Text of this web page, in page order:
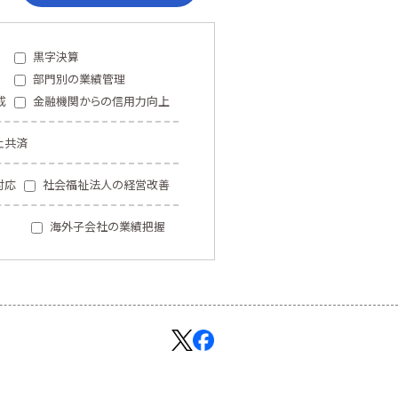
黒字決算
部門別の業績管理
金融機関からの信用力向上
共済
応 社会福祉法人の経営改善
海外子会社の業績把握